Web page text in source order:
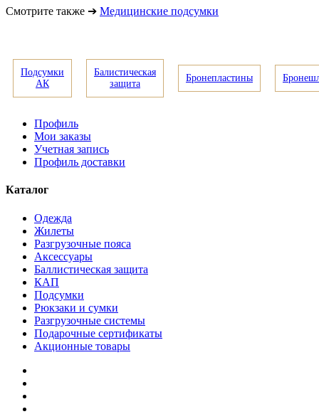
Смотрите также ➔ Медицинские подсумки
Подсумки
АК
Балистическая
защита
Бронепластины
Профиль
Мои заказы
Учетная запись
Профиль доставки
Каталог
Одежда
Жилеты
Разгрузочные пояса
Аксессуары
Баллистическая защита
КАП
Подсумки
Рюкзаки и сумки
Разгрузочные системы
Подарочные сертификаты
Акционные товары